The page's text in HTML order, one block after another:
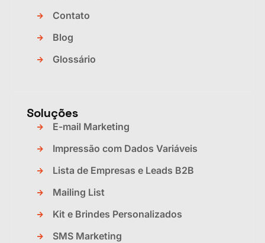
Contato
Blog
Glossário
Soluções
E-mail Marketing
Impressão com Dados Variáveis
Lista de Empresas e Leads B2B
Mailing List
Kit e Brindes Personalizados
SMS Marketing